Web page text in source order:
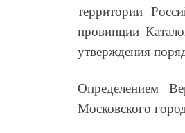
территории
провинции
утверждения
Определением
Московского